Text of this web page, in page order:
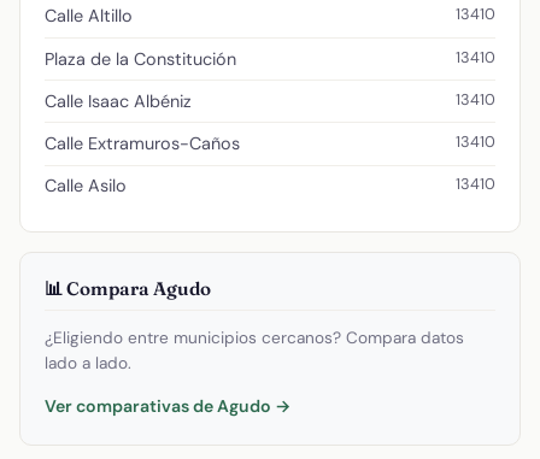
Calle Altillo 13410
Plaza de la Constitución 13410
Calle Isaac Albéniz 13410
Calle Extramuros-Caños 13410
Calle Asilo 13410
📊 Compara Agudo
¿Eligiendo entre municipios cercanos? Compara datos
lado a lado.
Ver comparativas de Agudo →